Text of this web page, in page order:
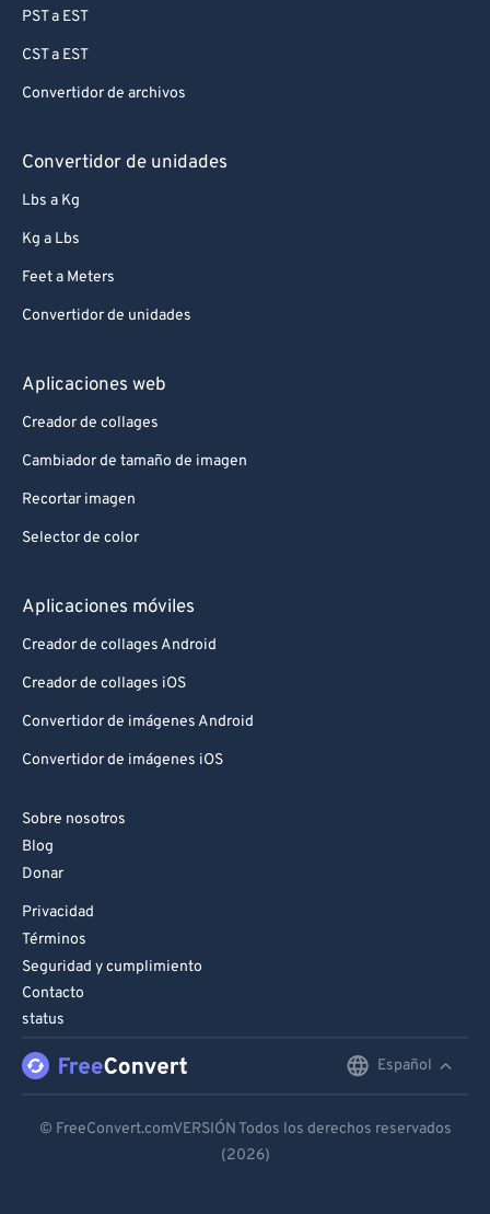
PST a EST
CST a EST
Convertidor de archivos
Convertidor de unidades
Lbs a Kg
Kg a Lbs
Feet a Meters
Convertidor de unidades
Aplicaciones web
Creador de collages
Cambiador de tamaño de imagen
Recortar imagen
Selector de color
Aplicaciones móviles
Creador de collages Android
Creador de collages iOS
Convertidor de imágenes Android
Convertidor de imágenes iOS
Sobre nosotros
Blog
Donar
Privacidad
Términos
Seguridad y cumplimiento
Contacto
status
Español
Español
© FreeConvert.comVERSIÓN Todos los derechos reservados
(2026)